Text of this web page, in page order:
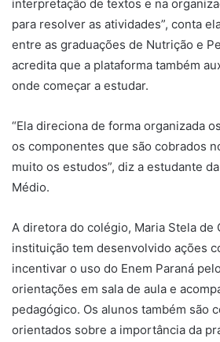
interpretação de textos e na
para resolver as atividades”, conta
entre as graduações de Nutrição e
acredita que a plataforma também
onde começar a estudar.
“Ela direciona de forma organizada
os componentes que são cobrados
muito os estudos”, diz a estudante
Médio.
A diretora do colégio, Maria Stela de
instituição tem desenvolvido ações
incentivar o uso do Enem Paraná
orientações em sala de aula e
pedagógico. Os alunos também são
orientados sobre a importância da